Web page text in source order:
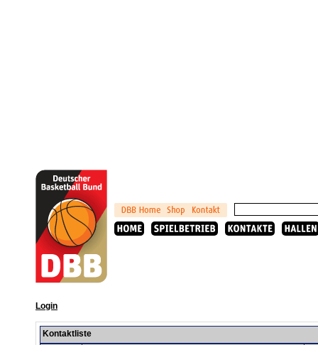
Login
Kontaktliste